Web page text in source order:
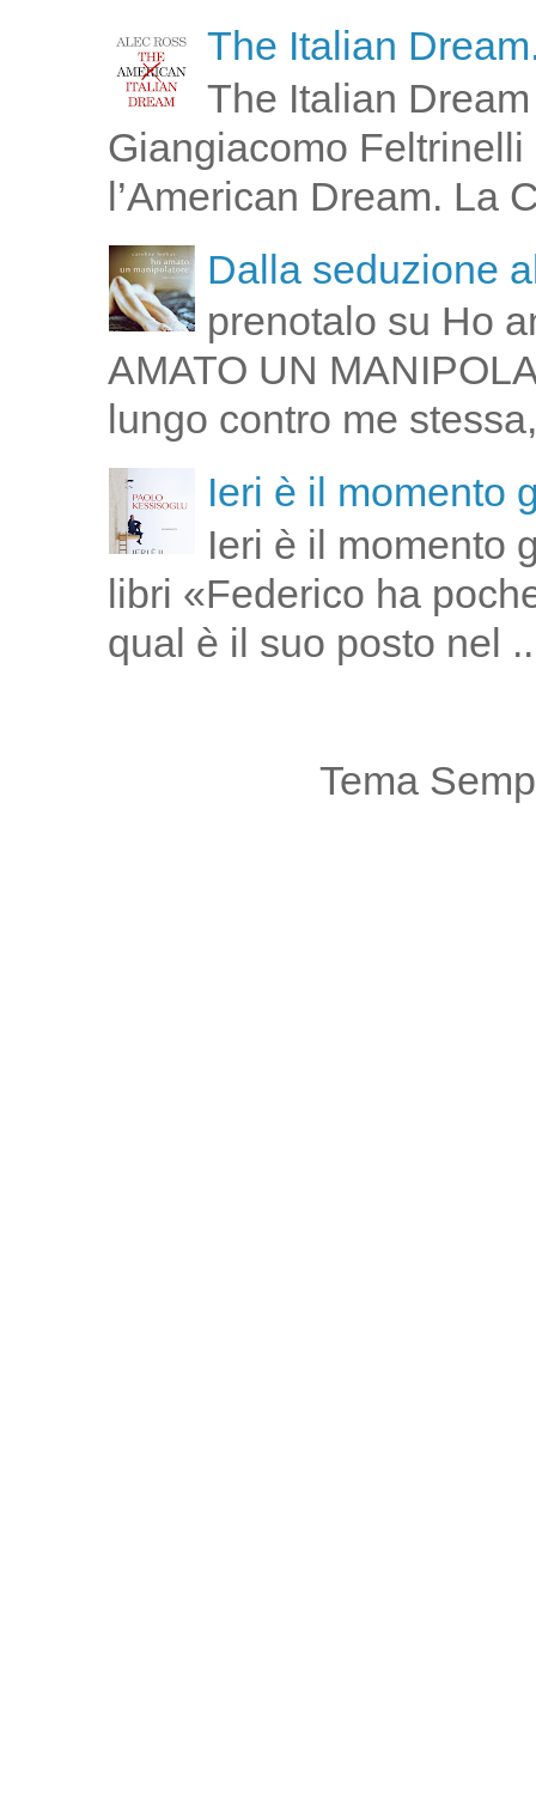
The Italian
The Italian
Giangiacomo
l’American Dream. La
Dalla seduzione
prenotalo su Ho
AMATO UN
lungo contro me
Ieri è il momento
Ieri è il momento
libri «Federico ha
qual è il suo posto nel
Tema